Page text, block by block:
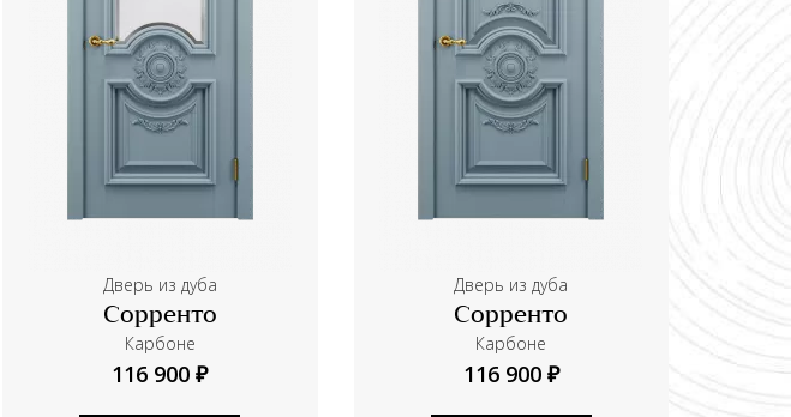
Дверь из дуба
Сорренто
Карбоне
116 900 ₽
Дверь из дуба
Сорренто
Карбоне
116 900 ₽